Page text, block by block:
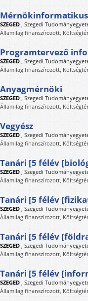
Mérnökinformatikus
SZEGED Szegedi
Államilag finanszírozott,
Programtervező
SZEGED Szegedi
Államilag finanszírozott,
Anyagmérnöki
SZEGED Szegedi
Államilag finanszírozott,
Vegyész
SZEGED Szegedi
Államilag finanszírozott,
Tanári [5 félév
SZEGED Szegedi
Államilag finanszírozott,
Tanári [5 félév
SZEGED Szegedi
Államilag finanszírozott,
Tanári [5 félév
SZEGED Szegedi
Államilag finanszírozott,
Tanári [5 félév
SZEGED Szegedi
Államilag finanszírozott,